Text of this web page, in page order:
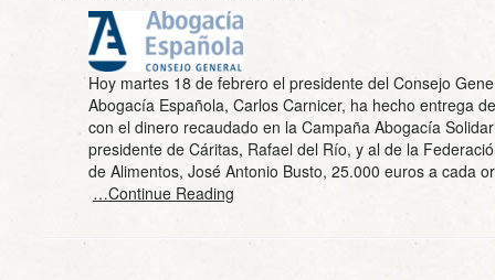
Hoy martes 18 de febrero el presidente del Consejo
Abogacía Española, Carlos Carnicer, ha hecho entrega
con el dinero recaudado en la Campaña Abogacía
presidente de Cáritas, Rafael del Río, y al de la
de Alimentos, José Antonio Busto, 25.000 euros a cada
…Continue Reading